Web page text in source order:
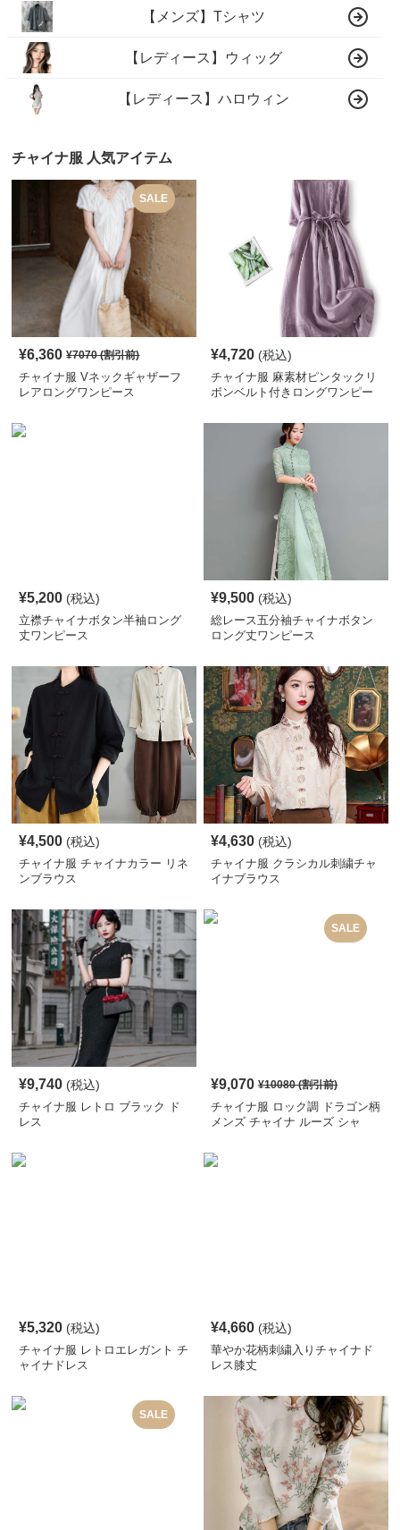
【メンズ】Tシャツ
【レディース】ウィッグ
【レディース】ハロウィン
チャイナ服 人気アイテム
SALE
¥6,360 ¥7070(割引前)
チャイナ服 Vネックギャザーフ
レアロングワンピース
¥4,720 (税込)
チャイナ服 麻素材ピンタックリ
ボンベルト付きロングワンピー
¥5,200 (税込)
立襟チャイナボタン半袖ロング
丈ワンピース
¥9,500 (税込)
総レース五分袖チャイナボタン
ロング丈ワンピース
¥4,500 (税込)
チャイナ服 チャイナカラー リネ
ンブラウス
¥4,630 (税込)
チャイナ服 クラシカル刺繍チャ
イナブラウス
¥9,740 (税込)
チャイナ服 レトロ ブラック ド
レス
SALE
¥9,070 ¥10080(割引前)
チャイナ服 ロック調 ドラゴン柄
メンズ チャイナ ルーズ シャ
¥5,320 (税込)
チャイナ服 レトロエレガント チ
ャイナドレス
¥4,660 (税込)
華やか花柄刺繍入りチャイナド
レス膝丈
SALE